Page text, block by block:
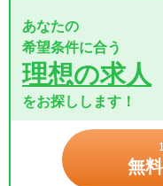
あなたの
希望条件に合う
理想の求人
をお探しします！
無